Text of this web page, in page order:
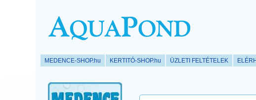
MEDENCE-SHOP.hu KERTITÓ-SHOP.hu ÜZLETI FELTÉTELEK